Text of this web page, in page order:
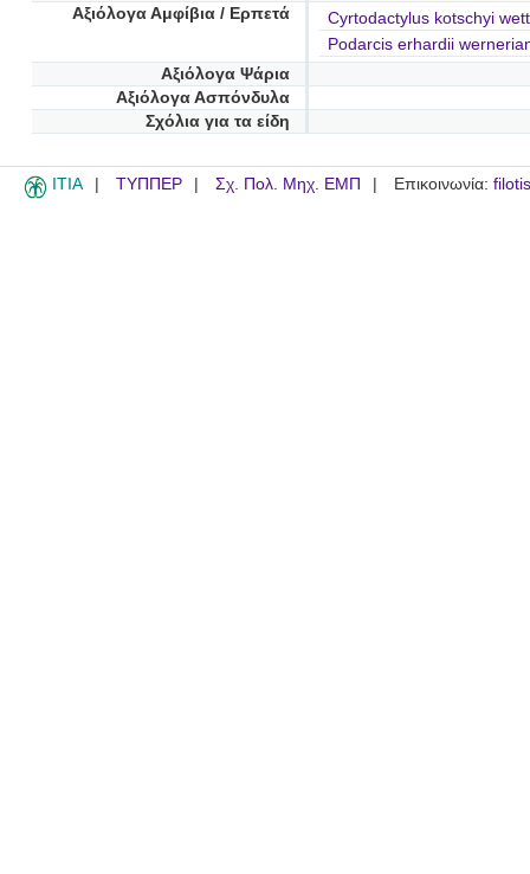
Αξιόλογα Αμφίβια / Ερπετά
Cyrtodactylus kotschyi
Podarcis erhardii
Αξιόλογα Ψάρια
Αξιόλογα Ασπόνδυλα
Σχόλια για τα είδη
ITIA ΤΥΠΠΕΡ Σχ. Πολ. Μηχ. ΕΜΠ Επικοινωνία: